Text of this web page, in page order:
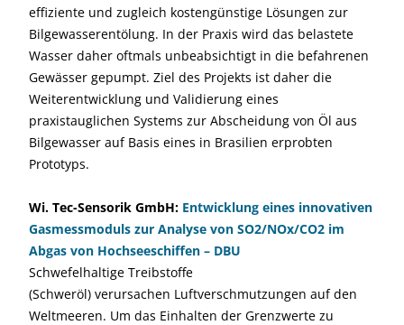
effiziente und zugleich kostengünstige Lösungen zur
Bilgewasserentölung. In der Praxis wird das belastete
Wasser daher oftmals unbeabsichtigt in die befahrenen
Gewässer gepumpt. Ziel des Projekts ist daher die
Weiterentwicklung und Validierung eines
praxistauglichen Systems zur Abscheidung von Öl aus
Bilgewasser auf Basis eines in Brasilien erprobten
Prototyps.
Wi. Tec-Sensorik GmbH: Entwicklung eines innovativen
Gasmessmoduls zur Analyse von SO2/NOx/CO2 im
Abgas von Hochseeschiffen – DBU
Schwefelhaltige Treibstoffe
(Schweröl) verursachen Luftverschmutzungen auf den
Weltmeeren. Um das Einhalten der Grenzwerte zu